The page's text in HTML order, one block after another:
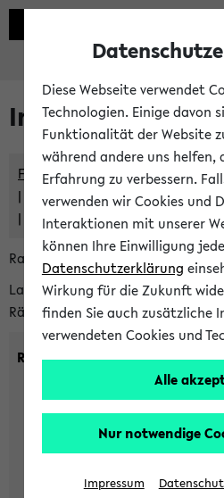
Im eKVV
Freie Räume und
Raumüberschneidungen
Hinweise der zentralen
Raumanfragen:
Lassen Sie sich alle Räume
Räumen mit bestimmten
Raumkriterien:
max. Plätze:
Diese Webseite verwendet
Technologien. Einige davon
Funktionalität der Website
während andere uns helfen,
Erfahrung zu verbessern.
verwenden wir Cookies und
Interaktionen mit unserer
können Ihre Einwilligung
Datenschutzerklärung
Wirkung für die Zukunft
finden Sie auch zusätzliche
verwendeten Cookies und
Alle
Nur notwendige
Impressum